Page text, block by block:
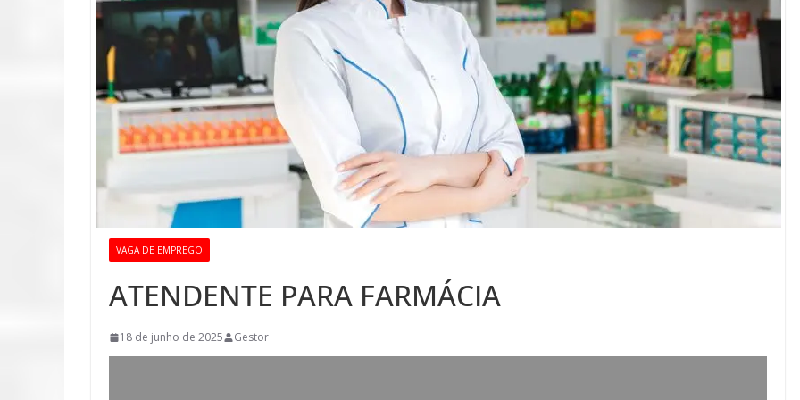
VAGA DE EMPREGO
ATENDENTE PARA FARMÁCIA
18 de junho de 2025 Gestor